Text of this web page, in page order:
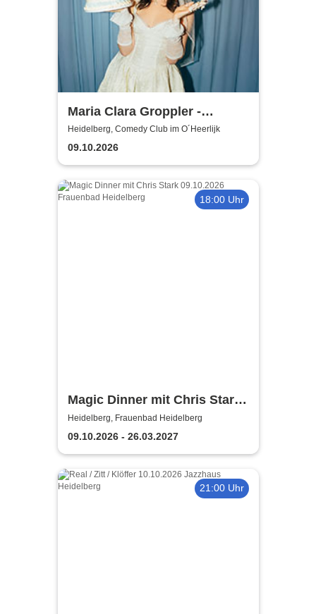
Maria Clara Groppler -
Ehefrau | 2026
Heidelberg, Comedy Club im O´Heerlijk
09.10.2026
18:00 Uhr
Magic Dinner mit Chris Stark |
Frauenbad Heidelberg
Heidelberg, Frauenbad Heidelberg
09.10.2026 - 26.03.2027
21:00 Uhr